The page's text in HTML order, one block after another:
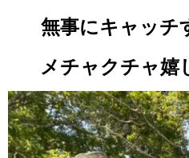
無事にキャッチ
メチャクチャ嬉